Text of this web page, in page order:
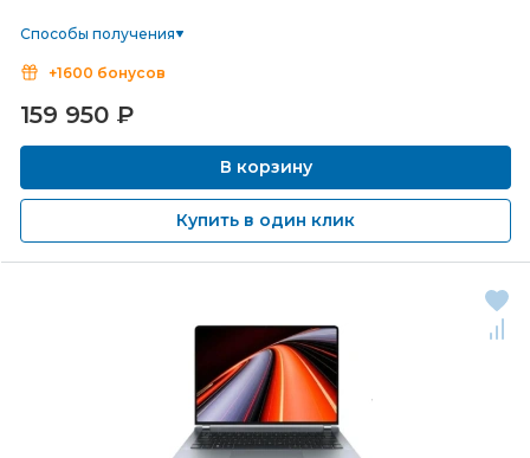
Способы получения
+1600 бонусов
159 950 ₽
В корзину
Купить в один клик